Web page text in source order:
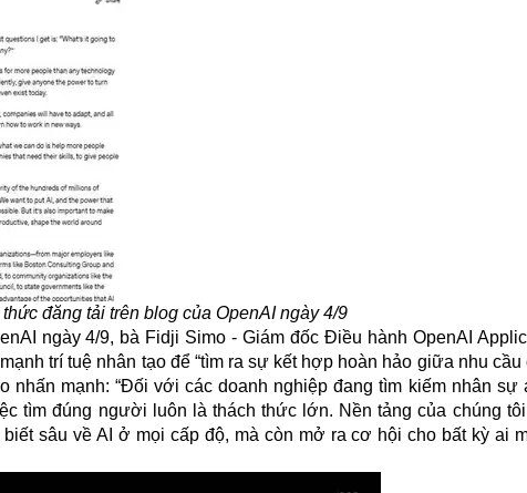
đăng tải trên blog của OpenAI ngày 4/9
ngày 4/9, bà Fidji Simo - Giám đốc Điều hành OpenAI
trí tuệ nhân tạo để “tìm ra sự kết hợp hoàn hảo giữa nhu cầu
mạnh: “Đối với các doanh nghiệp đang tìm kiếm nhân sự
tìm đúng người luôn là thách thức lớn. Nền tảng của chúng
sâu về AI ở mọi cấp độ, mà còn mở ra cơ hội cho bất kỳ ai